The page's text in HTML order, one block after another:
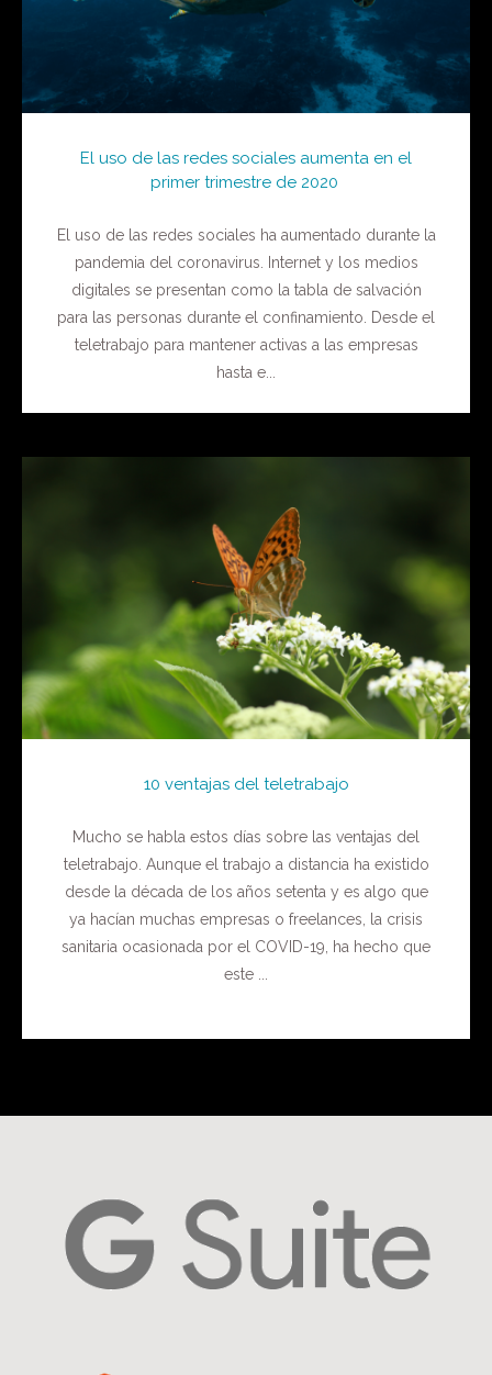
El uso de las redes sociales aumenta en el
primer trimestre de 2020
El uso de las redes sociales ha aumentado durante la
pandemia del coronavirus. Internet y los medios
digitales se presentan como la tabla de salvación
para las personas durante el confinamiento. Desde el
teletrabajo para mantener activas a las empresas
hasta e...
10 ventajas del teletrabajo
Mucho se habla estos días sobre las ventajas del
teletrabajo. Aunque el trabajo a distancia ha existido
desde la década de los años setenta y es algo que
ya hacían muchas empresas o freelances, la crisis
sanitaria ocasionada por el COVID-19, ha hecho que
este ...